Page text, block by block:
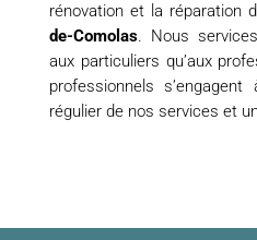
rénovation et la réparation
de-Comolas. Nous
aux particuliers qu’aux
professionnels
régulier de nos services et